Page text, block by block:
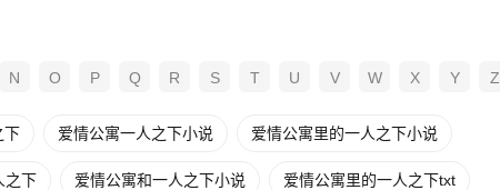
N O P Q R S T U V W X Y Z
下 爱情公寓一人之下小说 爱情公寓里的一人之下小说
之下 爱情公寓和一人之下小说 爱情公寓里的一人之下txt